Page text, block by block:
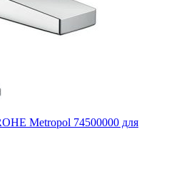
Metropol 74500000 для